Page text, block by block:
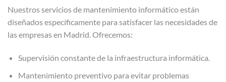
Nuestros servicios de mantenimiento informático están
diseñados específicamente para satisfacer las necesidades de
las empresas en Madrid. Ofrecemos:
Supervisión constante de la infraestructura informática.
Mantenimiento preventivo para evitar problemas